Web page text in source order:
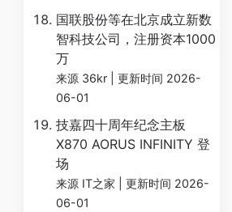
国联股份等在北京成立新数
智科技公司，注册资本1000
万
来源 36kr
更新时间 2026-
06-01
技嘉四十周年纪念主板
X870 AORUS INFINITY 登
场
来源 IT之家
更新时间 2026-
06-01